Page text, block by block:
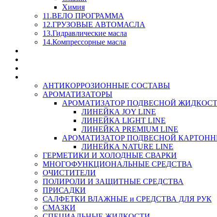
Химия
11.ВЕЛО ПРОГРАММА
12.ГРУЗОВЫЕ АВТОМАСЛА
13.Гидравлические масла
14.Компрессорные масла
АНТИКОРРОЗИОННЫЕ СОСТАВЫ
АРОМАТИЗАТОРЫ
АРОМАТИЗАТОР ПОДВЕСНОЙ
ЛИНЕЙКА JOY LINE
ЛИНЕЙКА LIGHT LINE
ЛИНЕЙКА PREMIUM LINE
АРОМАТИЗАТОР ПОДВЕСНОЙ
ЛИНЕЙКА NATURE LINE
ГЕРМЕТИКИ И ХОЛОДНЫЕ СВАРКИ
МНОГОФУНКЦИОНАЛЬНЫЕ СРЕДСТВА
ОЧИСТИТЕЛИ
ПОЛИРОЛИ И ЗАЩИТНЫЕ СРЕДСТВА
ПРИСАДКИ
САЛФЕТКИ ВЛАЖНЫЕ и СРЕДСТВА ДЛЯ РУК
СМАЗКИ